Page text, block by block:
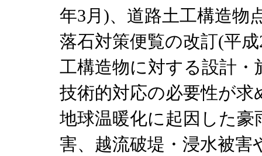
年3月)、道路土工構造物
落石対策便覧の改訂(平
工構造物に対する設計
技術的対応の必要性が
地球温暖化に起因した
害、越流破堤・浸水被害